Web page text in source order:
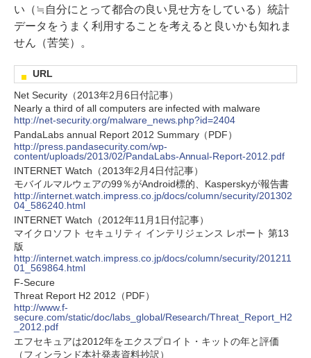
い（≒自分にとって都合の良い見せ方をしている）統計
データをうまく利用することを考えると良いかも知れま
せん（苦笑）。
URL
Net Security（2013年2月6日付記事）
Nearly a third of all computers are infected with malware
http://net-security.org/malware_news.php?id=2404
PandaLabs annual Report 2012 Summary（PDF）
http://press.pandasecurity.com/wp-
content/uploads/2013/02/PandaLabs-Annual-Report-2012.pdf
INTERNET Watch（2013年2月4日付記事）
モバイルマルウェアの99％がAndroid標的、Kasperskyが報告書
http://internet.watch.impress.co.jp/docs/column/security/201302
04_586240.html
INTERNET Watch（2012年11月1日付記事）
マイクロソフト セキュリティ インテリジェンス レポート 第13
版
http://internet.watch.impress.co.jp/docs/column/security/201211
01_569864.html
F-Secure
Threat Report H2 2012（PDF）
http://www.f-
secure.com/static/doc/labs_global/Research/Threat_Report_H2
_2012.pdf
エフセキュアは2012年をエクスプロイト・キットの年と評価
（フィンランド本社発表資料抄訳）